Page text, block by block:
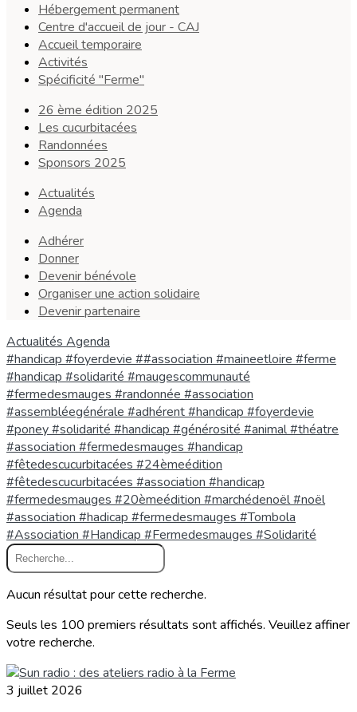
Hébergement permanent
Centre d'accueil de jour - CAJ
Accueil temporaire
Activités
Spécificité "Ferme"
26 ème édition 2025
Les cucurbitacées
Randonnées
Sponsors 2025
Actualités
Agenda
Adhérer
Donner
Devenir bénévole
Organiser une action solidaire
Devenir partenaire
Actualités Agenda
#handicap #foyerdevie ##association #maineetloire #ferme
#handicap #solidarité #maugescommunauté
#fermedesmauges #randonnée #association
#assembléegénérale #adhérent #handicap #foyerdevie
#poney #solidarité #handicap #générosité #animal#théatre
#association #fermedesmauges #handicap
#fêtedescucurbitacées #24èmeédition
#fêtedescucurbitacées #association #handicap
#fermedesmauges #20èmeédition #marchédenoël #noël
#association #hadicap #fermedesmauges #Tombola
#Association #Handicap #Fermedesmauges #Solidarité
Aucun résultat pour cette recherche.
Seuls les 100 premiers résultats sont affichés. Veuillez affiner
votre recherche.
3 juillet 2026